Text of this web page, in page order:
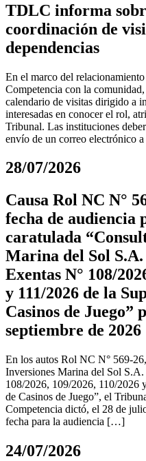
TDLC informa
coordinación de
dependencias
En el marco del
Competencia con la
calendario de visitas dirigido a
interesadas en conocer el rol,
Tribunal. Las instituciones
envío de un correo electrónico a
28/07/2026
Causa Rol NC N°
fecha de audiencia
caratulada
Marina del Sol S.A.
Exentas N° 108/
y 111/2026 de la
Casinos de Juego”
septiembre de 2026
En los autos Rol NC N° 569-
Inversiones Marina del Sol
108/2026, 109/2026, 110/2026
de Casinos de Juego”, el
Competencia dictó, el 28 de
fecha para la audiencia […]
24/07/2026